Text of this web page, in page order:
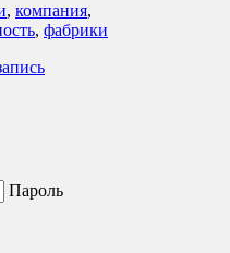
, компания,
, фабрики
Пароль